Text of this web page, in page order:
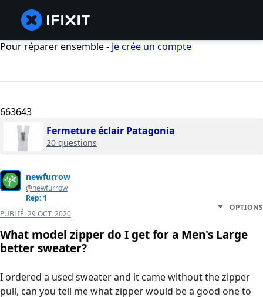
Pour réparer ensemble - Je crée un compte
663643
Fermeture éclair Patagonia
20 questions
newfurrow
@newfurrow
Rep: 1
PUBLIÉ:29 OCT. 2020
OPTIONS
What model zipper do I get for a Men's Large
better sweater?
I ordered a used sweater and it came without the zipper
pull, can you tell me what zipper would be a good one to